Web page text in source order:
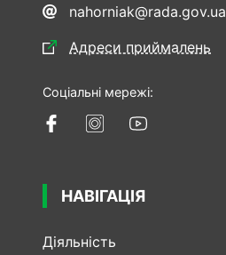
nahorniak@rada.gov.ua
Адреси приймалень
Соціальні мережі:
НАВІГАЦІЯ
Діяльність